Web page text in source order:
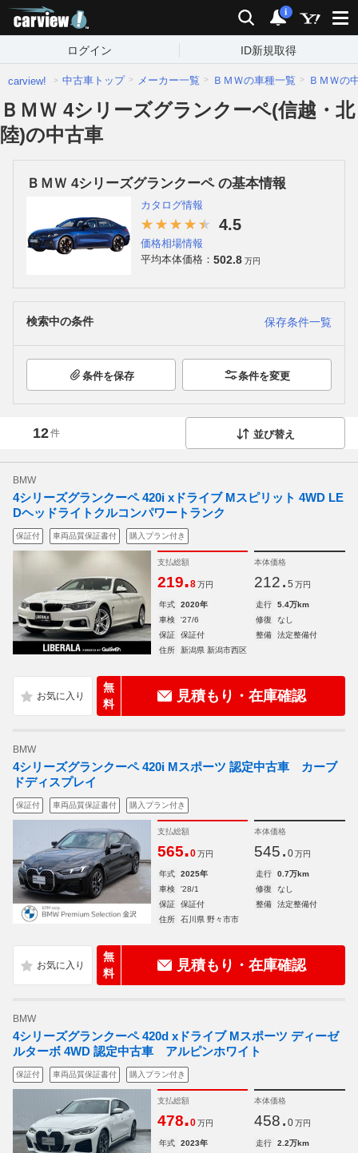
検索 通知
i
ログイン ID新規取得
carview! 中古車トップ メーカー一覧 ＢＭＷの車種一覧 ＢＭＷの
ＢＭＷ 4シリーズグランクーペ(信越・北
陸)の中古車
ＢＭＷ 4シリーズグランクーペ の基本情報
カタログ情報
4.5
価格相場情報
平均本体価格： 502.8 万円
検索中の条件 保存条件一覧
条件を保存 条件を変更
12件 並び替え
BMW
4シリーズグランクーペ 420i xドライブ Mスピリット 4WD LE
Dヘッドライトクルコンパワートランク
保証付 車両品質保証書付 購入プラン付き
支払総額
219.8 万円
本体価格
212. 5 万円
年式 2020年 走行
5.4万km
車検
'27/6 修復
なし
保証
保証付 整備
法定整備付
住所
新潟県 新潟市西区
無
料
見積もり・在庫確認
BMW
4シリーズグランクーペ 420i Mスポーツ 認定中古車 カーブ
ドディスプレイ
保証付 車両品質保証書付 購入プラン付き
支払総額
565.0 万円
本体価格
545. 0 万円
年式 2025年 走行
0.7万km
車検
'28/1 修復
なし
保証
保証付 整備
法定整備付
住所
石川県 野々市市
無
料
見積もり・在庫確認
BMW
4シリーズグランクーペ 420d xドライブ Mスポーツ ディーゼ
ルターボ 4WD 認定中古車 アルピンホワイト
保証付 車両品質保証書付 購入プラン付き
支払総額
478.0 万円
本体価格
458. 0 万円
年式 2023年 走行
2.2万km